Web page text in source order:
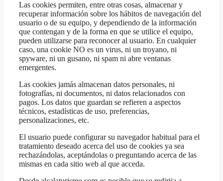
Las cookies permiten, entre otras cosas, almacenar y
recuperar información sobre los hábitos de navegación del
usuario o de su equipo, y dependiendo de la información
que contengan y de la forma en que se utilice el equipo,
pueden utilizarse para reconocer al usuario. En cualquier
caso, una cookie NO es un virus, ni un troyano, ni
spyware, ni un gusano, ni spam ni abre ventanas
emergentes.
Las cookies jamás almacenan datos personales, ni
fotografías, ni documentos, ni datos relacionados con
pagos. Los datos que guardan se refieren a aspectos
técnicos, estadísticas de uso, preferencias,
personalizaciones, etc.
El usuario puede configurar su navegador habitual para el
tratamiento deseado acerca del uso de cookies ya sea
rechazándolas, aceptándolas o preguntando acerca de las
mismas en cada sitio web al que acceda.